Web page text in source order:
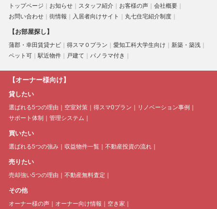
トップページ お知らせ スタッフ紹介 お客様の声
会社概要
お問い合わせ
街情報 入居者向けサイト 丸七住宅紹介制度
【お部屋探し】
蒲郡・幸田賃貸ナビ 得スマ０プラン 愛知工科大学生向け
新築・築浅
ペット可
駅近物件 戸建て パノラマ付き
【オーナー様向け】
貸したい
選ばれる5つの理由 空室対策 得スマ0プラン
リノベーション事例
サポート体制
管理システム
買いたい
選ばれる5つの強み 収益物件一覧 不動産投資の流れ
売りたい
売却強い5つの理由 不動産無料査定
その他
オーナー様の声 オーナー向け情報 空き家